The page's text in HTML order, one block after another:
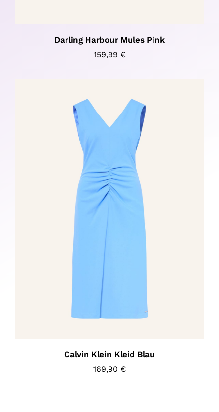
Darling Harbour Mules Pink
159,99 €
Calvin Klein Kleid Blau
169,90 €